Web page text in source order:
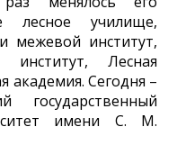
лесное училище,
межевой институт,
институт, Лесная
академия. Сегодня –
государственный
имени С. М.